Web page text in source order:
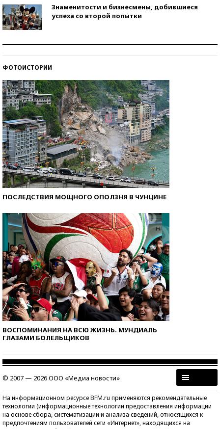
Знаменитости и бизнесмены, добившиеся
успеха со второй попытки
ФОТОИСТОРИИ
ПОСЛЕДСТВИЯ МОЩНОГО ОПОЛЗНЯ В ЧУНЦИНЕ
ВОСПОМИНАНИЯ НА ВСЮ ЖИЗНЬ. МУНДИАЛЬ
ГЛАЗАМИ БОЛЕЛЬЩИКОВ
© 2007 — 2026 ООО «Медиа новости»
На информационном ресурсе BFM.ru применяются рекомендательные
технологии (информационные технологии предоставления информации
на основе сбора, систематизации и анализа сведений, относящихся к
предпочтениям пользователей сети «Интернет», находящихся на